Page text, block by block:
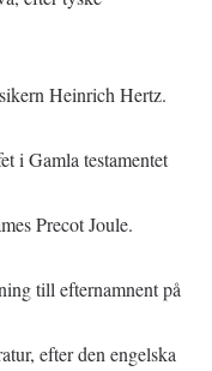
Heinrich Hertz.
i Gamla testamentet
Precot Joule.
till efternamnent på
efter den engelska